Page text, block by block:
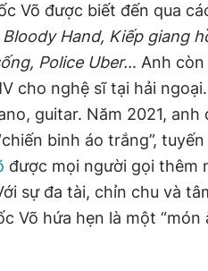
Võ được biết đến qua
Bloody Hand, Kiếp giang
Police Uber... Anh
cho nghệ sĩ tại hải
guitar. Năm 2021,
binh áo trắng”,
được mọi người gọi thêm
sự đa tài, chỉn chu và
Võ hứa hẹn là một